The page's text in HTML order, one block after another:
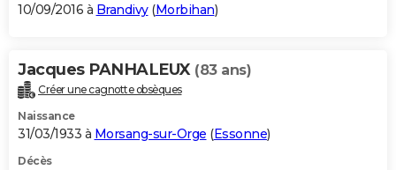
10/09/2016 à Brandivy(Morbihan)
Jacques PANHALEUX (83 ans)
Créer une cagnotte obsèques
Naissance
31/03/1933 à Morsang-sur-Orge (Essonne)
Décès